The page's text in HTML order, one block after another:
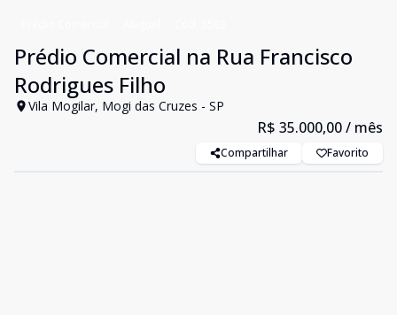
Prédio Comercial na Rua Francisco
Rodrigues Filho
Vila Mogilar, Mogi das Cruzes - SP
R$ 35.000,00/ mês
Compartilhar Favorito